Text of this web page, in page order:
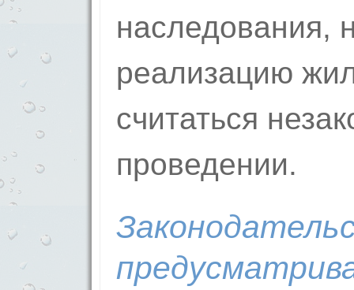
наследования,
реализацию
считаться
проведении.